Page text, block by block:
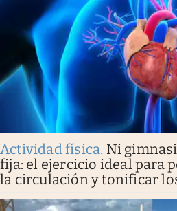
Actividad física. Ni
fija: el ejercicio ideal para
la circulación y tonificar